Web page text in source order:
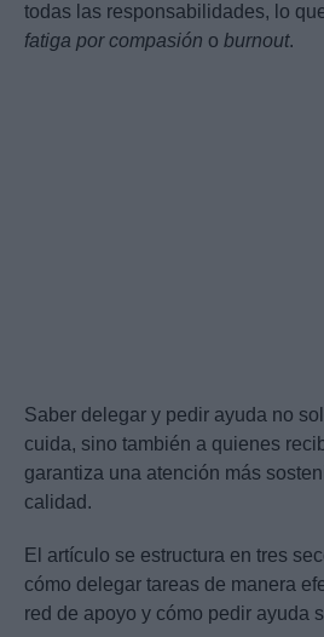
todas las responsabilidades, lo
fatiga por compasión o burnout.
Saber delegar y pedir ayuda no
cuida, sino también a quienes
garantiza una atención más
calidad.
El artículo se estructura en tres
cómo delegar tareas de manera
red de apoyo y cómo pedir ayuda